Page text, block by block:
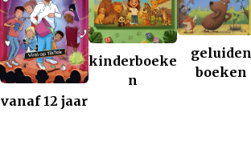
vanaf 12 jaar
kinderboeke
n
geluiden
boeken